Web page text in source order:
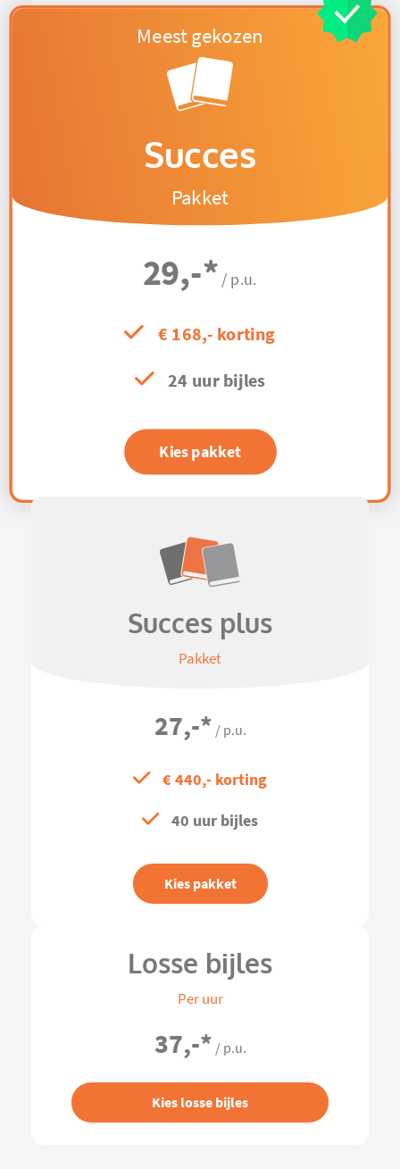
Succes
Pakket
29,-* / p.u.
€ 168,- korting
24 uur bijles
Kies pakket
Succes plus
Pakket
27,-* / p.u.
€ 440,- korting
40 uur bijles
Kies pakket
Losse bijles
Per uur
37,-* / p.u.
Kies losse bijles